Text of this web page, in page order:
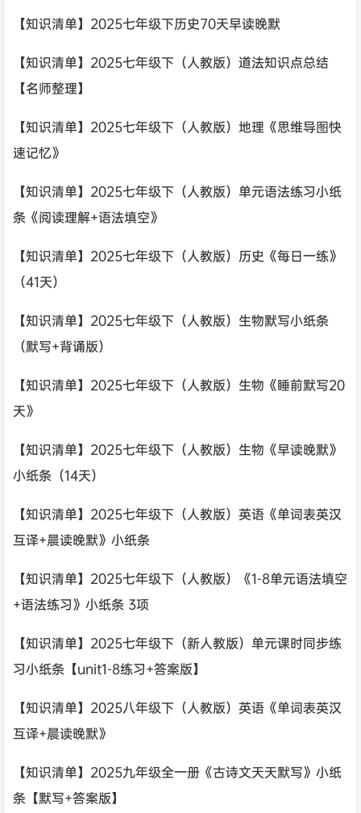
【知识清单】2025七年级下历史70天早读晚默
【知识清单】2025七年级下（人教版）道法知识点总结
【名师整理】
【知识清单】2025七年级下（人教版）地理《思维导图快
速记忆》
【知识清单】2025七年级下（人教版）单元语法练习小纸
条《阅读理解+语法填空》
【知识清单】2025七年级下（人教版）历史《每日一练》
（41天）
【知识清单】2025七年级下（人教版）生物默写小纸条
（默写+背诵版）
【知识清单】2025七年级下（人教版）生物《睡前默写20
天》
【知识清单】2025七年级下（人教版）生物《早读晚默》
小纸条（14天）
【知识清单】2025七年级下（人教版）英语《单词表英汉
互译+晨读晚默》小纸条
【知识清单】2025七年级下（人教版）《1-8单元语法填空
+语法练习》小纸条 3项
【知识清单】2025七年级下（新人教版）单元课时同步练
习小纸条【unit1-8练习+答案版】
【知识清单】2025八年级下（人教版）英语《单词表英汉
互译+晨读晚默》
【知识清单】2025九年级全一册《古诗文天天默写》小纸
条【默写+答案版】